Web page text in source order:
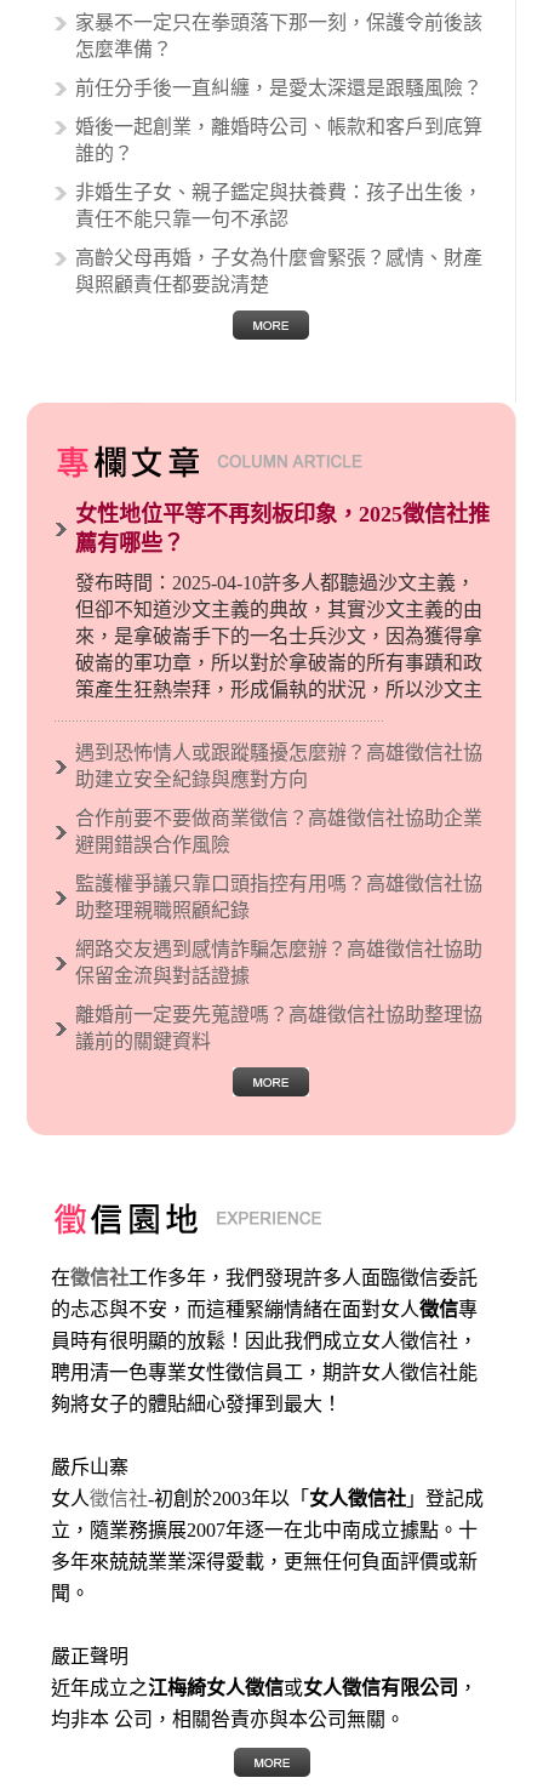
生與病患之間引起的糾紛還是經常發生。很多案
例中最後都走向訴訟流程，我們如果不幸遇到相
的內容其實非常多，有些案例…
家暴不一定只在拳頭落下那一刻，保護令前後該
怎麼準備？
前任分手後一直糾纏，是愛太深還是跟騷風險？
婚後一起創業，離婚時公司、帳款和客戶到底算
誰的？
非婚生子女、親子鑑定與扶養費：孩子出生後，
責任不能只靠一句不承認
高齡父母再婚，子女為什麼會緊張？感情、財產
與照顧責任都要說清楚
女性地位平等不再刻板印象，2025徵信社推
薦有哪些？
發布時間：2025-04-10許多人都聽過沙文主義，
但卻不知道沙文主義的典故，其實沙文主義的由
來，是拿破崙手下的一名士兵沙文，因為獲得拿
破崙的軍功章，所以對於拿破崙的所有事蹟和政
策產生狂熱崇拜，形成偏執的狀況，所以沙文主
義後來就被拿來暗指偏見和歧視，而且有沙文主
義傾向的人，通常對於自己的國家和民族有超強
烈的卓越感，因而瞧不起其他國家的人，所以沙
現了男性沙文…
遇到恐怖情人或跟蹤騷擾怎麼辦？高雄徵信社協
助建立安全紀錄與應對方向
合作前要不要做商業徵信？高雄徵信社協助企業
避開錯誤合作風險
監護權爭議只靠口頭指控有用嗎？高雄徵信社協
助整理親職照顧紀錄
網路交友遇到感情詐騙怎麼辦？高雄徵信社協助
保留金流與對話證據
離婚前一定要先蒐證嗎？高雄徵信社協助整理協
議前的關鍵資料
在徵信社工作多年，我們發現許多人面臨徵信委託
的忐忑與不安，而這種緊繃情緒在面對女人徵信專
員時有很明顯的放鬆！因此我們成立女人徵信社，
聘用清一色專業女性徵信員工，期許女人徵信社能
夠將女子的體貼細心發揮到最大 ！
嚴斥山寨
女人徵信社-初創於2003年以「 女人徵信社 」登記成
立，隨業務擴展2007年逐一在北中南成立據點。十
多年來兢兢業業深得愛載，更無任何負面評價或新
聞。
嚴正聲明
近年成立之江梅綺女人徵信或女人徵信有限公司 ，
均非本 公司，相關咎責亦與本公司無關。